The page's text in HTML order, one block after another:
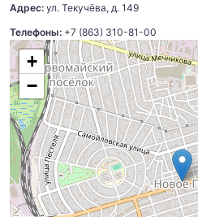
Адрес: ул. Текучёва, д. 149
Телефоны: +7 (863) 310-81-00
+
−